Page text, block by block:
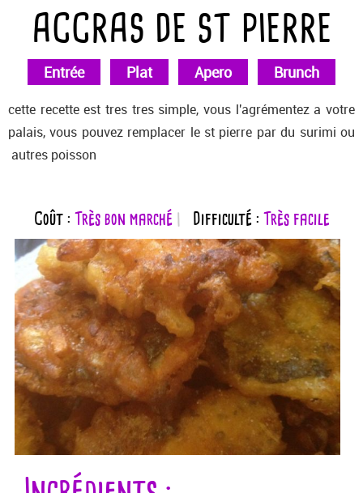
ACCRAS DE ST PIERRE
Entrée Plat Apero Brunch
cette recette est tres tres simple, vous l'agrémentez a votre
palais, vous pouvez remplacer le st pierre par du surimi ou
autres poisson
Coût : Très bon marché Difficulté : Très facile